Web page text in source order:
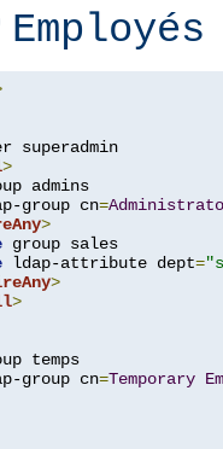
superadmin
>
admins
group cn=
>
group sales
ldap-attribute dept=
>
>
temps
group cn=Temporary